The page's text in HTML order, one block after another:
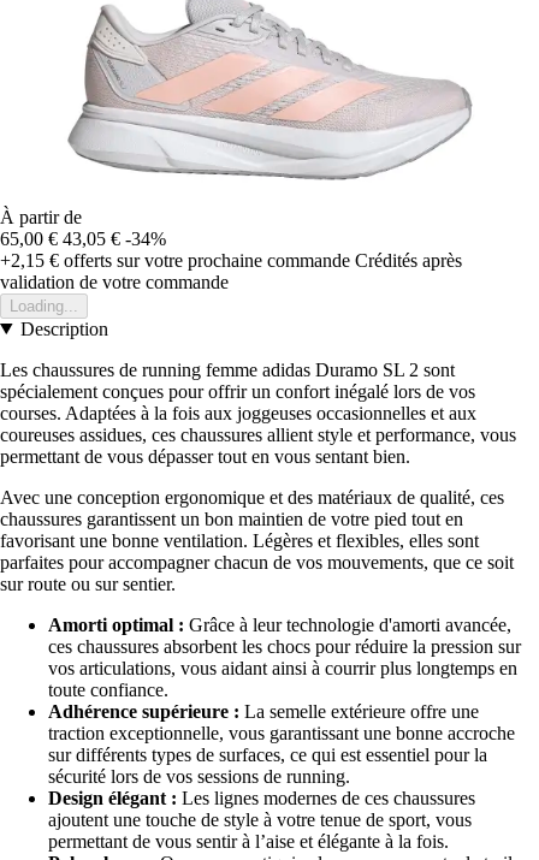
À partir de
65,00 € 43,05 € -34%
+2,15 € offerts sur votre prochaine commande Crédités après
validation de votre commande
Loading...
Description
Les chaussures de running femme adidas Duramo SL 2 sont
spécialement conçues pour offrir un confort inégalé lors de vos
courses. Adaptées à la fois aux joggeuses occasionnelles et aux
coureuses assidues, ces chaussures allient style et performance, vous
permettant de vous dépasser tout en vous sentant bien.
Avec une conception ergonomique et des matériaux de qualité, ces
chaussures garantissent un bon maintien de votre pied tout en
favorisant une bonne ventilation. Légères et flexibles, elles sont
parfaites pour accompagner chacun de vos mouvements, que ce soit
sur route ou sur sentier.
Amorti optimal : Grâce à leur technologie d'amorti avancée,
ces chaussures absorbent les chocs pour réduire la pression sur
vos articulations, vous aidant ainsi à courrir plus longtemps en
toute confiance.
Adhérence supérieure : La semelle extérieure offre une
traction exceptionnelle, vous garantissant une bonne accroche
sur différents types de surfaces, ce qui est essentiel pour la
sécurité lors de vos sessions de running.
Design élégant : Les lignes modernes de ces chaussures
ajoutent une touche de style à votre tenue de sport, vous
permettant de vous sentir à l’aise et élégante à la fois.